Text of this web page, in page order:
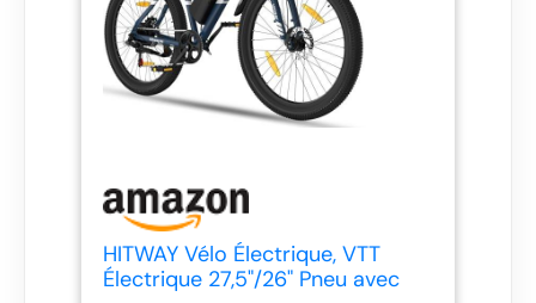
HITWAY Vélo Électrique, VTT
Électrique 27,5"/26" Pneu avec